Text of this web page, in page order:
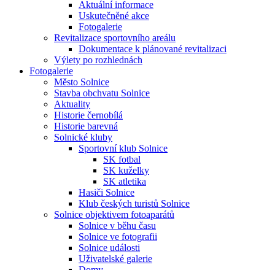
Aktuální informace
Uskutečněné akce
Fotogalerie
Revitalizace sportovního areálu
Dokumentace k plánované revitalizaci
Výlety po rozhlednách
Fotogalerie
Město Solnice
Stavba obchvatu Solnice
Aktuality
Historie černobílá
Historie barevná
Solnické kluby
Sportovní klub Solnice
SK fotbal
SK kuželky
SK atletika
Hasiči Solnice
Klub českých turistů Solnice
Solnice objektivem fotoaparátů
Solnice v běhu času
Solnice ve fotografii
Solnice události
Uživatelské galerie